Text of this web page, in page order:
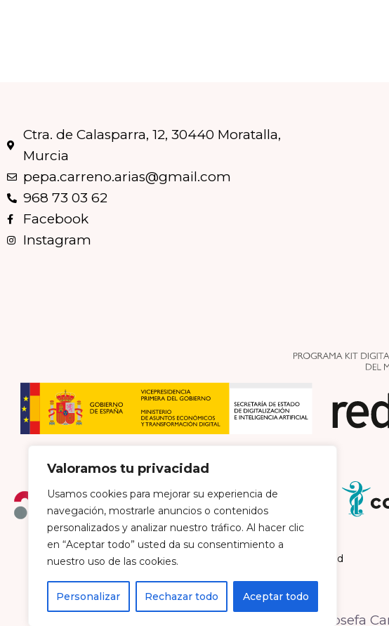
Valoramos tu privacidad
Usamos cookies para mejorar su experiencia de
navegación, mostrarle anuncios o contenidos
personalizados y analizar nuestro tráfico. Al hacer clic
en “Aceptar todo” usted da su consentimiento a
nuestro uso de las cookies.
Personalizar Rechazar todo Aceptar todo
Ctra. de Calasparra, 12, 30440 Moratalla,
Murcia
pepa.carreno.arias@gmail.com
968 73 03 62
Facebook
Instagram
Política de envío y devoluciones Política de privacidad
Farmacia Josefa